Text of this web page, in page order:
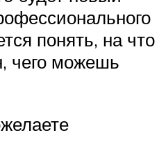
понять, на что
чего можешь